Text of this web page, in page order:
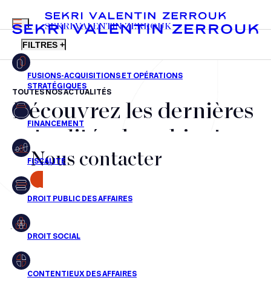
FR EN
MENU
SEKRI VALENTIN ZERROUK
FILTRES +
Fusions-acquisitions et opérations stratégiques
Financement
Fiscalité
Droit public des affaires
Droit social
Droit immobilier
TOUTES NOS ACTUALITÉS
Découvrez les dernières
actualités du cabinet,
nos récompenses et nos
transactions, jour après
jour
Aucun résultats pour cette recherche
Nous contacter